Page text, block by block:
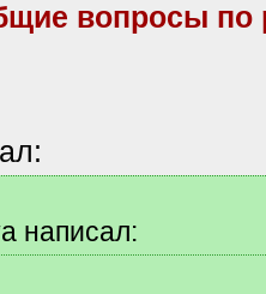
вопросы по
написал: